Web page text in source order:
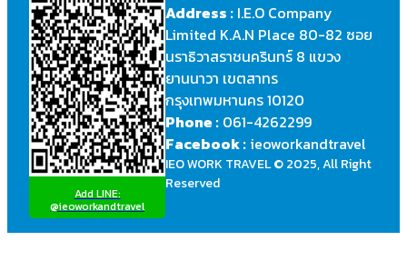
Add LINE:
@ieoworkandtravel
Address : I.E.O Company
Limited K.A.N Place 80-82 ซอย
นราธิวาสราชนครินทร์ 8 แขวง
ยานนาวา เขตสาทร
กรุงเทพมหานคร 10120
Phone : 061-4262299
Facebook : ieoworkandtravel
IEO WORK TRAVEL © 2025, All Right
Reserved